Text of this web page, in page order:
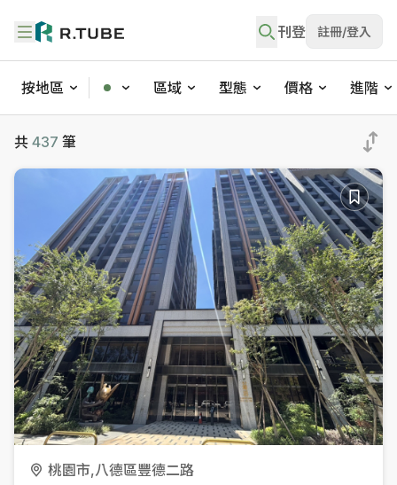
刊登 註冊/登入
按地區 區域 型態 價格 進階
不動產買賣與社區物件搜尋
共 437 筆
桃園市,八德區豐德二路